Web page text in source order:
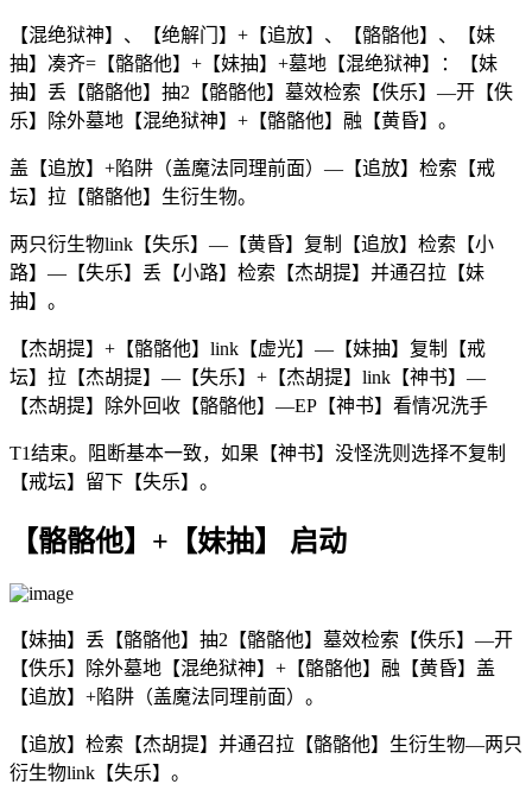
【混绝狱神】、【绝解门】+【追放】、【骼骼他】、【妹
抽】凑齐=【骼骼他】+【妹抽】+墓地【混绝狱神】：【妹
抽】丢【骼骼他】抽2【骼骼他】墓效检索【佚乐】—开【佚
乐】除外墓地【混绝狱神】+【骼骼他】融【黄昏】。
盖【追放】+陷阱（盖魔法同理前面）—【追放】检索【戒
坛】拉【骼骼他】生衍生物。
两只衍生物link【失乐】—【黄昏】复制【追放】检索【小
路】—【失乐】丢【小路】检索【杰胡提】并通召拉【妹
抽】。
【杰胡提】+【骼骼他】link【虚光】—【妹抽】复制【戒
坛】拉【杰胡提】—【失乐】+【杰胡提】link【神书】—
【杰胡提】除外回收【骼骼他】—EP【神书】看情况洗手
T1结束。阻断基本一致，如果【神书】没怪洗则选择不复制
【戒坛】留下【失乐】。
【骼骼他】+【妹抽】 启动
【妹抽】丢【骼骼他】抽2【骼骼他】墓效检索【佚乐】—开
【佚乐】除外墓地【混绝狱神】+【骼骼他】融【黄昏】盖
【追放】+陷阱（盖魔法同理前面）。
【追放】检索【杰胡提】并通召拉【骼骼他】生衍生物—两只
衍生物link【失乐】。